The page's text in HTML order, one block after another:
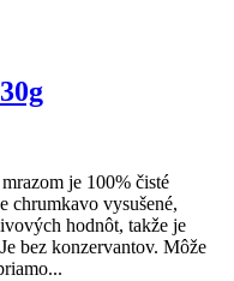
je 100% čisté
chrumkavo vysušené,
hodnôt, takže je
bez konzervantov. Môže